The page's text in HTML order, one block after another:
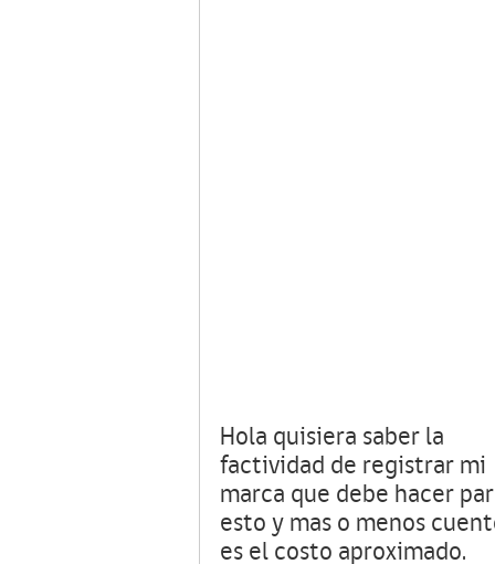
Hola quisiera saber la
factividad de registrar mi
marca que debe hacer
esto y mas o menos
es el costo aproximado.